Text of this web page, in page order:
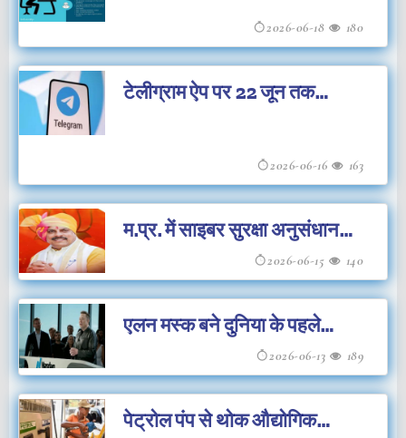
2026-06-18 180
टेलीग्राम ऐप पर 22 जून तक
2026-06-16 163
म.प्र. में साइबर सुरक्षा अनुसंधान
2026-06-15 140
एलन मस्क बने दुनिया के पहले
2026-06-13 189
पेट्रोल पंप से थोक औद्योगिक